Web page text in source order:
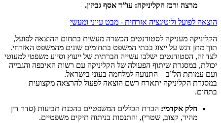
מרצה ורכז הקליניקה: עו”ד אסף גביזון.
הוצאה לפועל וליטיגציה אזרחית - מבט עיוני ומעשי
הקליניקה מעניקה לסטודנטים הכשרה מעשית בתחום ההוצאה לפועל,
תוך מתן דגש על ייצוג בבתי המשפט בתחומים שונים מהמשפט האזרחי.
לצד זה, הסטודנטים ישלבו עשייה חברתית של ייעוץ וסיוע משפטי למעוטי
יכולת, במסגרת שיתוף הפעולה של הקליניקה עם רשות האיכפה והגבייה
ועם עמותת הל”ב – התנועה למלחמה בעוני בישראל.
במסגרת הקליניקה יתארח רשם הוצאה לפעול להרצאה מקצועית
בתחום.
חלק אקדמי: הכרת הכללים המשפטיים בהכנת תביעות (סדר דין
מהיר, קצוב, שטרי), והתנסות בניתוח תיקים משפטיים.